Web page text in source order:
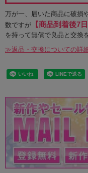
万が一、届いた商品に破損
数ですが 【商品到着後7
を持って無償で良品と交換
≫返品・交換についての詳